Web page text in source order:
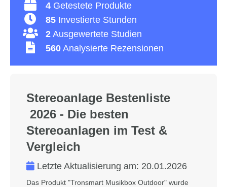
4 Getestete Produkte
85 Investierte Stunden
2 Ausgewertete Studien
560 Analysierte Rezensionen
Stereoanlage Bestenliste
2026 - Die besten
Stereoanlagen im Test &
Vergleich
Letzte Aktualisierung am: 20.01.2026
Das Produkt "Tronsmart Musikbox Outdoor" wurde